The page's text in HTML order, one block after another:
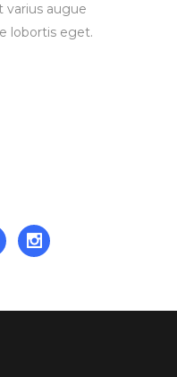
varius augue
lobortis eget.